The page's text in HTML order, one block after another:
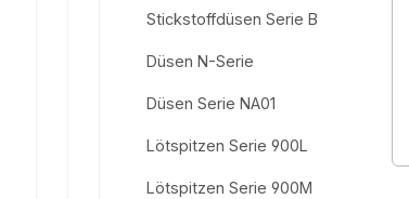
Stickstoffdüsen Serie B
Düsen N-Serie
Düsen Serie NA01
Lötspitzen Serie 900L
Lötspitzen Serie 900M